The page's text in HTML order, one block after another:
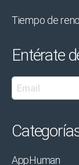
Tiempo de
Entérate
AppHuman